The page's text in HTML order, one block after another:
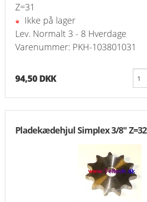
Z=31
Ikke på lager
Lev. Normalt 3 - 8 Hverdage
Varenummer: PKH-103801031
94,50 DKK
Pladekædehjul Simplex 3/8" Z=32